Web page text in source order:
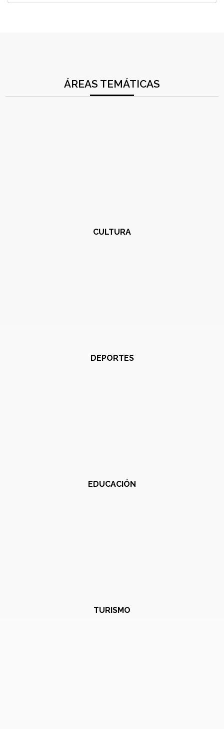
ÁREAS TEMÁTICAS
CULTURA
DEPORTES
EDUCACIÓN
TURISMO